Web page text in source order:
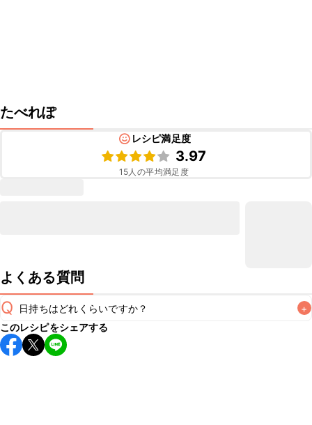
たべれぽ
レシピ満足度
3.97
15人の平均満足度
よくある質問
Q 日持ちはどれくらいですか？ +
保存期間は冷蔵で翌日中が目安です。なるべくお早めにお召
し上がりください。
このレシピをシェアする